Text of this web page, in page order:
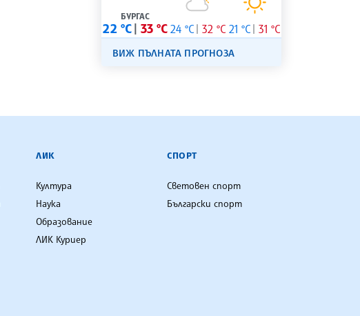
БУРГАС
22 °C 33 °C 24 °C 32 °C 21 °C 31 °C
ВИЖ ПЪЛНАТА ПРОГНОЗА
ЛИК
Култура
Наука
Образование
ЛИК Куриер
СПОРТ
Световен спорт
Български спорт